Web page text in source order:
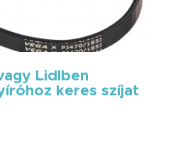
Lidlben
keres szíjat